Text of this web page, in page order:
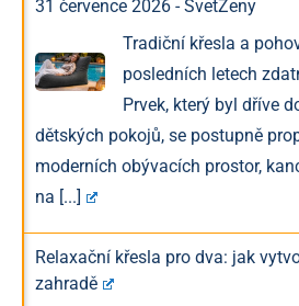
31 července 2026 -SvetZeny
Tradiční křesla a
posledních letech
Prvek, který byl dříve
dětských pokojů, se postupně
moderních obývacích prostor,
na [...]
Relaxační křesla pro dva: jak
zahradě